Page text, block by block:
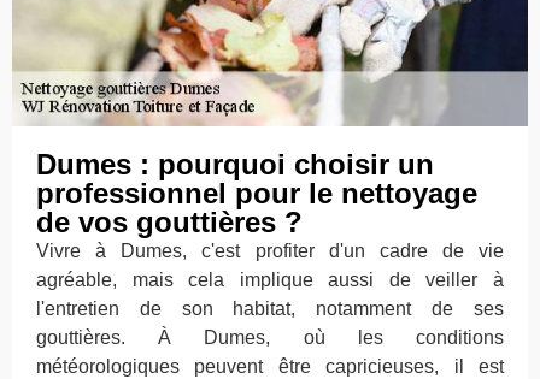
Dumes : pourquoi choisir un
professionnel pour le nettoyage
de vos gouttières ?
Vivre à Dumes, c'est profiter d'un cadre de vie
agréable, mais cela implique aussi de veiller à
l'entretien de son habitat, notamment de ses
gouttières. À Dumes, où les conditions
météorologiques peuvent être capricieuses, il est